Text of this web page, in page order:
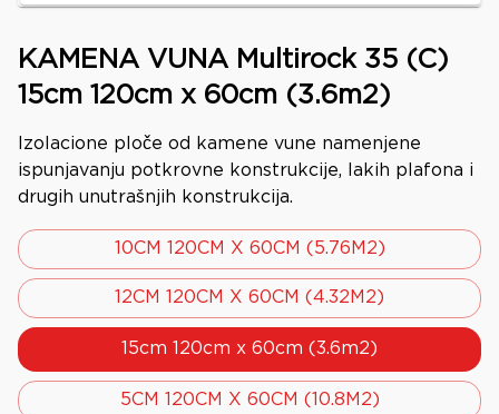
KAMENA VUNA Multirock 35 (C)
15cm 120cm x 60cm (3.6m2)
Izolacione ploče od kamene vune namenjene
ispunjavanju potkrovne konstrukcije, lakih plafona i
drugih unutrašnjih konstrukcija.
10CM 120CM X 60CM (5.76M2)
12CM 120CM X 60CM (4.32M2)
15cm 120cm x 60cm (3.6m2)
5CM 120CM X 60CM (10.8M2)